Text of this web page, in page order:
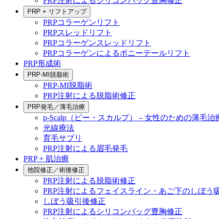
PRP + リフトアップ
PRPコラーゲンリフト
PRPスレッドリフト
PRPコラーゲンスレッドリフト
PRPコラーゲンによるポニーテールリフト
PRP形成術
PRP-MI脱脂術
PRP-MI脱脂術
PRP注射による脱脂術修正
PRP発毛／薄毛治療
p-Scalp（ピー・スカルプ） – 女性のための薄毛治
光線療法
育毛サプリ
PRP注射による眉毛発毛
PRP + 肌治療
他院修正／術後修正
PRP注射による脱脂術修正
PRP注射によるフェイスライン・あご下のしぼう
しぼう吸引後修正
PRP注射によるシリコンバッグ豊胸修正